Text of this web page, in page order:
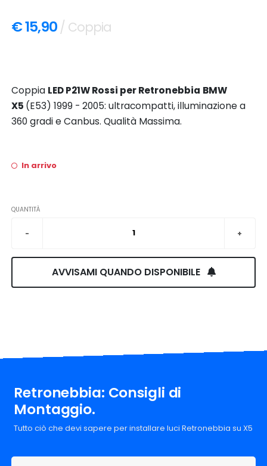
€ 15,90 / Coppia
Coppia LED P21W Rossi perRetronebbia BMW
X5 (E53) 1999 - 2005: ultracompatti, illuminazione a
360 gradi e Canbus. Qualità Massima.
In arrivo
QUANTITÀ
AVVISAMI QUANDO DISPONIBILE
Retronebbia: Consigli di
Montaggio.
Tutto ciò che devi sapere per installare luci Retronebbia su X5